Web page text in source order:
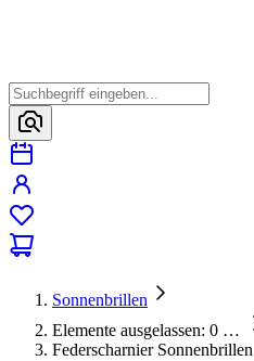
Sonnenbrillen
Elemente ausgelassen: 0 …
Federscharnier Sonnenbrillen